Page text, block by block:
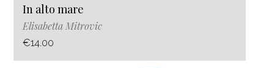
In alto mare
Elisabetta Mitrovic
€14.00